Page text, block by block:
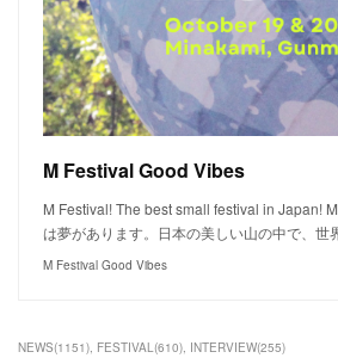
M Festival Good Vibes
M Festival! The best small festival in Japan!
は夢があります。日本の美しい山の中で、
M Festival Good Vibes
NEWS(1151) FESTIVAL(610) INTERVIEW(255)